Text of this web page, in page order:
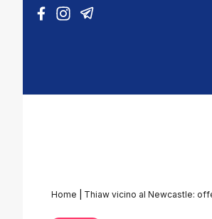
Vai al contenuto
Home Thiaw vicino al Newcastle: